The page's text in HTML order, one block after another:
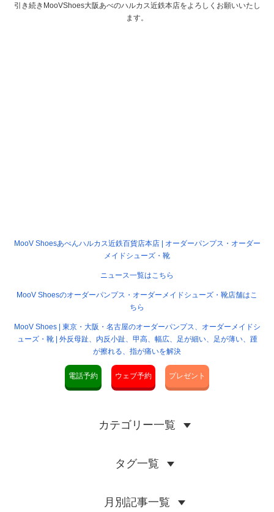
引き続きMooVShoes大阪あべのハルカス近鉄本店をよろしくお願いいたし
ます。
MooV Shoesあべんハルカス近鉄百貨店本店 | オーダーパンプス・オーダー
メイドシューズ・靴
ニュース一覧はこちら
MooV Shoesのオーダーパンプス・オーダーメイドシューズ・靴店舗はこ
ちら
MooV Shoes | 東京・大阪・名古屋のオーダーパンプス、オーダーメイドシ
ューズ・靴 | 外反母趾、内反小趾、甲高、幅広、足が細い、足が薄い、踵
が擦れる、指が痛いを解決
電話予約 ウェブ予約 プレゼント
カテゴリー一覧
タグ一覧
月別記事一覧